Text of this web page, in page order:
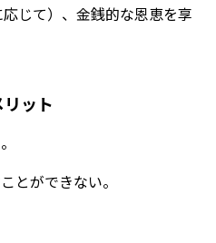
じて）、金銭的な恩恵を享
ット
とができない。